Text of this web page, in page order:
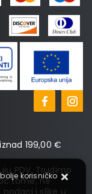
199,00 €
PDV. Trudimo
tome, ne
i slike u
korisničko